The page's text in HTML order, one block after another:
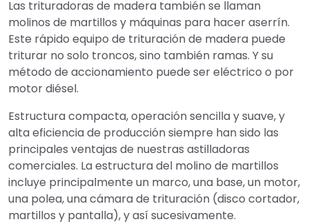
Las trituradoras de madera también se llaman
molinos de martillos y máquinas para hacer aserrín.
Este rápido equipo de trituración de madera puede
triturar no solo troncos, sino también ramas. Y su
método de accionamiento puede ser eléctrico o por
motor diésel.
Estructura compacta, operación sencilla y suave, y
alta eficiencia de producción siempre han sido las
principales ventajas de nuestras astilladoras
comerciales. La estructura del molino de martillos
incluye principalmente un marco, una base, un motor,
una polea, una cámara de trituración (disco cortador,
martillos y pantalla), y así sucesivamente.